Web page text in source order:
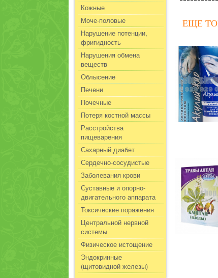
Кожные
Моче-половые
Нарушение потенции,
фригидность
Нарушения обмена
веществ
Облысение
Печени
Почечные
Потеря костной массы
Расстройства
пищеварения
Сахарный диабет
Сердечно-сосудистые
Заболевания крови
Суставные и опорно-
двигательного аппарата
Токсические поражения
Центральной нервной
системы
Физическое истощение
Эндокринные
(щитовидной железы)
ЕЩЕ